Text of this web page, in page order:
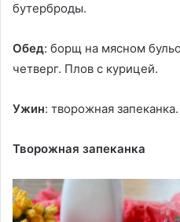
бутерброды.
Обед: борщ на мясном
четверг. Плов с курицей.
Ужин: творожная запеканка.
Творожная запеканка